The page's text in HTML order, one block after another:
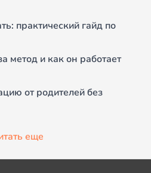
практический гайд по
метод и как он работает
от родителей без
еще